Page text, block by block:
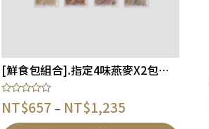
[鮮食包組合].指定4味燕麥X2包營養均衡組合 – 狗適合
評
分
NT$657 – NT$1,235